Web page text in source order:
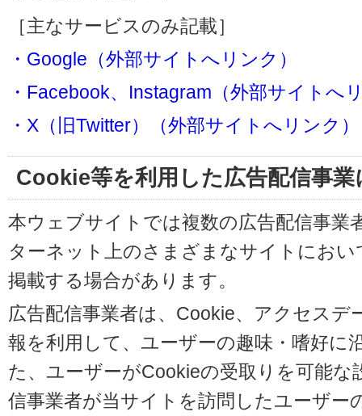
［主なサービスのみ記載］
・Google（外部サイトへリンク）
・Facebook、Instagram（外部サイトへ
・X（旧Twitter）（外部サイトへリンク）
Cookie等を利用した広告配信事
本ウェブサイトでは複数の広告配信事業
ターネット上のさまざまなサイトにお
掲載する場合があります。
広告配信事業者は、Cookie、アクセスデ
報を利用して、ユーザーの趣味・嗜好に
た、ユーザーがCookieの受取りを可能
信事業者が当サイトを訪問したユーザー